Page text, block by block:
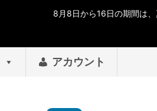
アカウント